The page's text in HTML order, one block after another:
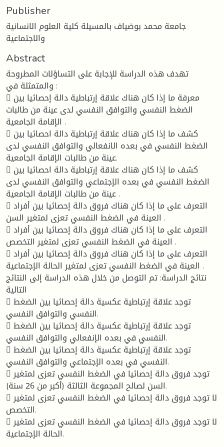
Publisher
جامعة محمد بوضياف بالمسيلة كلية العلوم الانسانية
والاجتماعية
Abstract
تهدف هذه الدراسة للإجابة على التساؤلات المطروحة
والمتمثلة في :
 معرفة ما إذا كان هناك علاقة إرتباطية دالة إحصائيا بين
الضغط النفسي والتوافق النفسي لدى عينة من طالبات
الإقامة الجامعية .
 كشف ما إذا كان هناك علاقة إرتباطية دالة احصائيا بين
الضغط النفسي في بعده الانفعالي والتوافق النفسي لدى
عينة من طالبات الإقامة الجامعية.
 كشف ما إذا كان هناك علاقة إرتباطية دالة احصائيا بين
الضغط النفسي في بعده الإجتماعي والتوافق النفسي لدى
عينة من طالبات الإقامة الجامعية .
 التعرف على ما إذا كان هناك فروق دالة إحصائيا بين أفراد
العينة في الضغط النفسي تعزى لمتغير السن .
 التعرف على ما إذا كان هناك فروق دالة إحصائيا بين أفراد
العينة في الضغط النفسي تعزى لمتغير التخصص .
 التعرف على ما إذا كان هناك فروق دالة إحصائيا بين أفراد
العينة في الضغط النفسي تعزى لمتغير الحالة الإجتماعية .
نتائج الدراسة: تم التوصل من خلال هذه الدراسة إلى النتائج
التالية
 توجد علاقة إرتباطية عكسية دالة إحصائيا بين الضغط
النفسي والتوافق النفسي.
 توجد علاقة إرتباطية عكسية دالة إحصائيا بين الضغط
النفسي في بعده الإنفعالي والتوافق النفسي.
 توجد علاقة إرتباطية عكسية دالة إحصائيا بين الضغط
النفسي في بعده الإجتماعي والتوافق النفسي.
 توجد فروق دالة إحصائيا في الضغط النفسي تعزى لمتغير
السن لصالح المجموعة الثالثة (أكبر من 26 سنة).
 لا توجد فروق دالة إحصائيا في الضغط النفسي تعزى لمتغير
التخصص.
 لا توجد فروق دالة إحصائيا في الضغط النفسي تعزى لمتغير
الحالة الإجتماعية.